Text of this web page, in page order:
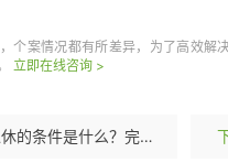
个案情况都有所差异，为了高效解
立即在线咨询 >
事业单位提前退休的条件是什么？完全丧失劳动能力可以提前退休吗？